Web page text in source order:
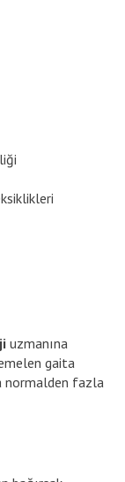
uzmanına
gaita
normalden fazla